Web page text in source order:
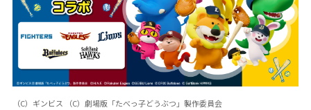
（C）ギンビス （C）劇場版「たべっ子どうぶつ」製作委員会